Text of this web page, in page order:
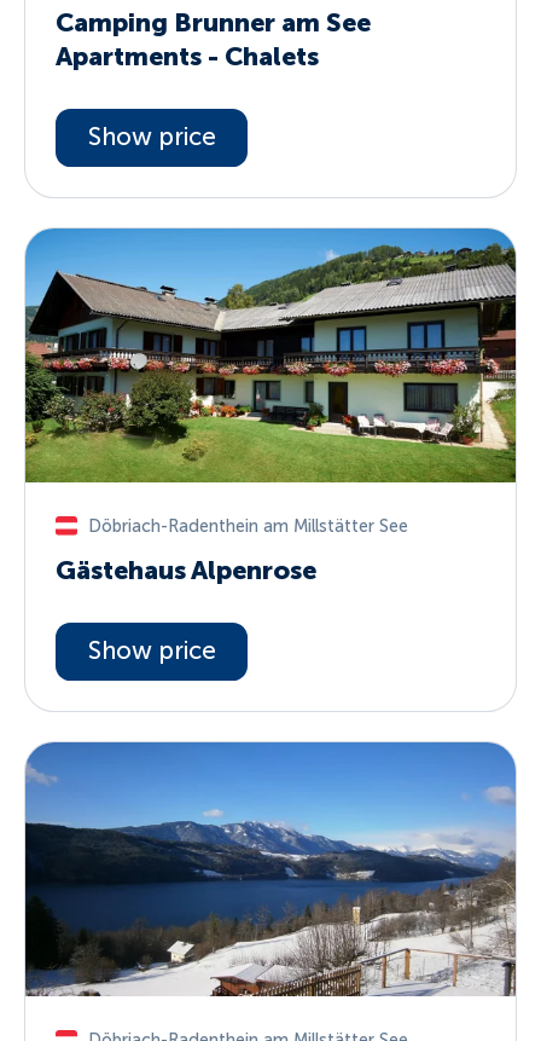
Camping Brunner am See
Apartments - Chalets
Show price
Döbriach-Radenthein am Millstätter See
Gästehaus Alpenrose
Show price